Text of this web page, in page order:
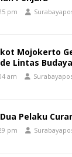
pm
Mojokerto
Lintas Budaya
am
Pelaku
pm